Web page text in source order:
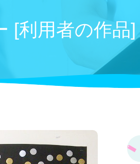
[利用者の作品]